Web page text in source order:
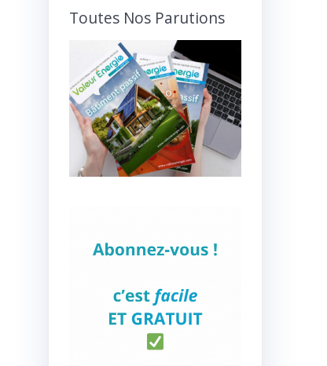
Toutes Nos Parutions